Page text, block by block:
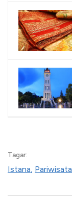
Tagar:
Istana, Pariwisata